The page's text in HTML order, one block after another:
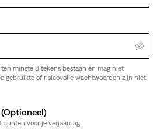
minste 8 tekens bestaan en mag niet
of risicovolle wachtwoorden zijn niet
(Optioneel)
punten voor je verjaardag.